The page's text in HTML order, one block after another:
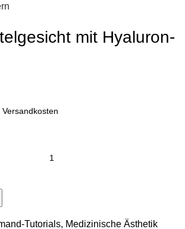
mit Hyaluron-
Versandkosten
Tutorials, Medizinische Ästhetik